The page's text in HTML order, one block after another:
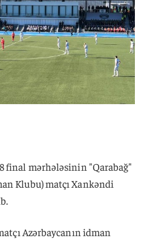
final mərhələsinin "Qarabağ"
Klubu) matçı Xankəndi
Azərbaycanın idman